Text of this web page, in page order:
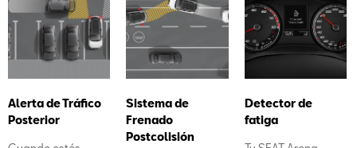
Alerta de Tráfico
Posterior
Sistema de
Frenado
Postcolisión
Detector de
fatiga